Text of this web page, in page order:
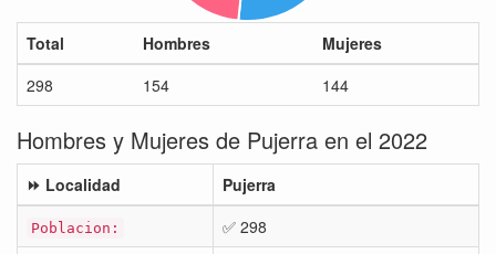
Total Hombres
Mujeres
298
154 144
Hombres y Mujeres de Pujerra en el 2022
⏩ Localidad Pujerra
Poblacion: ✅ 298